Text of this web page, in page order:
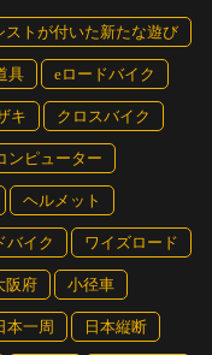
トが付いた新たな遊び
具 eロードバイク
キ クロスバイク
ンピューター
ヘルメット
バイク ワイズロード
阪府 小径車
本一周 日本縦断